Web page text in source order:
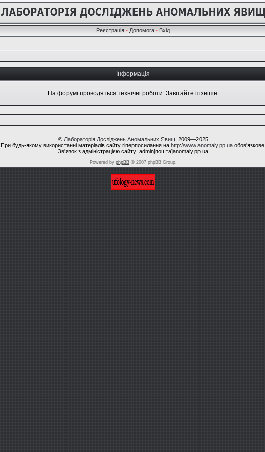
Реєстрація • Допомога • Вхід
Інформація
На форумі проводяться технічні роботи. Завітайте пізніше.
© Лабораторія Досліджень Аномальних Явищ , 2009—2025
При будь-якому використанні матеріалів сайту гіперпосилання на http://www.anomaly.pp.uaобов'язкове.
Зв'язок з адміністрацією сайту: admin[пошта]anomaly.pp.ua
Powered by phpBB© 2007 phpBB Group.